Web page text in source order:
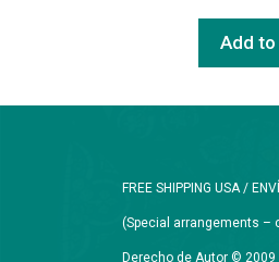
Add
FREE SHIPPING USA /
(Special arrangements –
Derecho de Autor ©